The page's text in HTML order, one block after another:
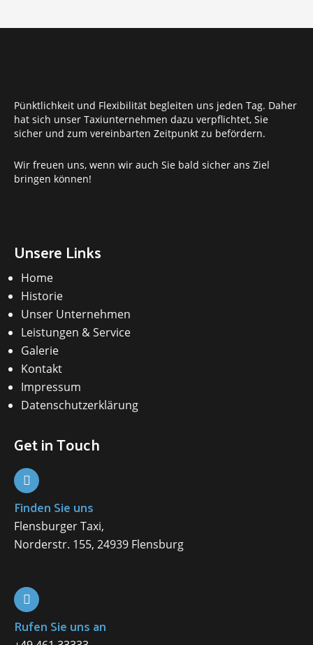
Pünktlichkeit und Flexibilität begleiten uns jeden Tag. Daher
hat sich unser Taxiunternehmen dazu verpflichtet, Sie
sicher und zum vereinbarten Zeitpunkt zu befördern.
Wir freuen uns, wenn wir auch Sie bald sicher ans Ziel
bringen können!
Unsere Links
Home
Historie
Unser Unternehmen
Leistungen & Service
Galerie
Kontakt
Impressum
Datenschutzerklärung
Get in Touch
Finden Sie uns
Flensburger Taxi,
Norderstr. 155, 24939 Flensburg
Rufen Sie uns an